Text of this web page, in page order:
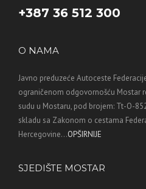
+387 36 512 300
O NAMA
Javno preduzeće Autoceste
ograničenom odgovornošću Mostar
sudu u Mostaru, pod brojem: Tt-O-
skladu sa Zakonom o cestama
Hercegovine...OPŠIRNIJE
SJEDIŠTE MOSTAR